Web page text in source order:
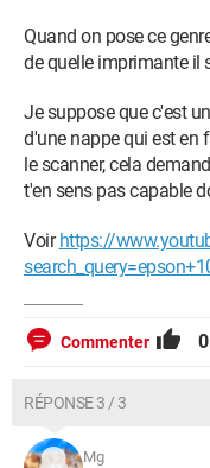
Quand on pose ce
de quelle imprimante il
Je suppose que c'est
d'une nappe qui est en
le scanner, cela
t'en sens pas capable
Voirhttps://
Commenter 0
RÉPONSE 3 / 3
Mg